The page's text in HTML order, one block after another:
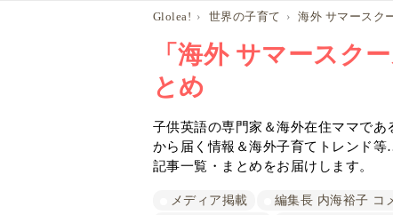
Glolea! 世界の子育て 海外 サマースク
「海外 サマースク
とめ
子供英語の専門家＆海外在住ママで
から届く情報＆海外子育てトレンド
記事一覧・まとめをお届けします。
メディア掲載 編集長 内海裕子 コ